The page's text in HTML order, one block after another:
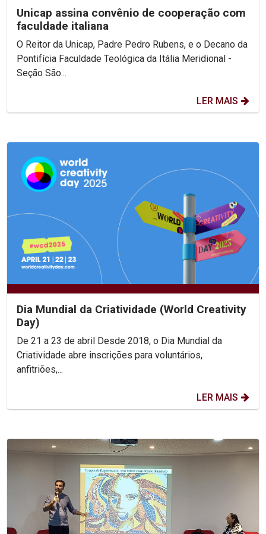
Unicap assina convênio de cooperação com
faculdade italiana
O Reitor da Unicap, Padre Pedro Rubens, e o Decano da
Pontifícia Faculdade Teológica da Itália Meridional -
Seção São...
LER MAIS
Dia Mundial da Criatividade (World Creativity
Day)
De 21 a 23 de abril Desde 2018, o Dia Mundial da
Criatividade abre inscrições para voluntários,
anfitriões,...
LER MAIS